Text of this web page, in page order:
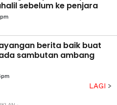
sebelum ke penjara
berita baik buat
sambutan ambang
LAGI